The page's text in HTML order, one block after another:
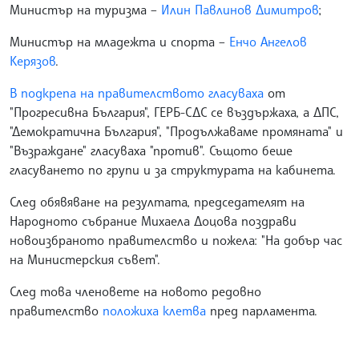
Министър на туризма – Илин Павлинов Димитров;
Министър на младежта и спорта – Енчо Ангелов
Керязов.
В подкрепа на правителството гласуваха от
"Прогресивна България", ГЕРБ-СДС се въздържаха, а ДПС,
"Демократична България", "Продължаваме промяната" и
"Възраждане" гласуваха "против". Същото беше
гласуването по групи и за структурата на кабинета.
След обявяване на резултата, председателят на
Народното събрание Михаела Доцова поздрави
новоизбраното правителство и пожела: "На добър час
на Министерския съвет".
След това членовете на новото редовно
правителство положиха клетва пред парламента.